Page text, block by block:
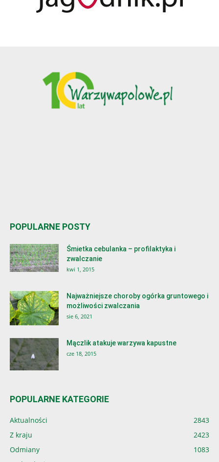
POPULARNE POSTY
Śmietka cebulanka – profilaktyka i
zwalczanie
kwi 1, 2015
Najważniejsze choroby ogórka gruntowego i
możliwości zwalczania
sie 6, 2021
Mączlik atakuje warzywa kapustne
cze 18, 2015
POPULARNE KATEGORIE
Aktualności
2843
Z kraju
2423
Odmiany
1083